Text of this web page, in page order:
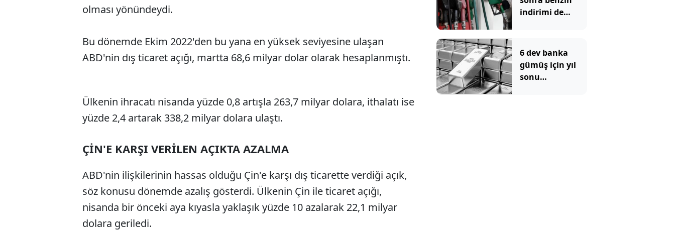
olması yönündeydi.
Bu dönemde Ekim 2022'den bu yana en yüksek seviyesine ulaşan
ABD'nin dış ticaret açığı, martta 68,6 milyar dolar olarak hesaplanmıştı.
Ülkenin ihracatı nisanda yüzde 0,8 artışla 263,7 milyar dolara, ithalatı ise
yüzde 2,4 artarak 338,2 milyar dolara ulaştı.
ÇİN'E KARŞI VERİLEN AÇIKTA AZALMA
ABD'nin ilişkilerinin hassas olduğu Çin'e karşı dış ticarette verdiği açık,
söz konusu dönemde azalış gösterdi. Ülkenin Çin ile ticaret açığı,
nisanda bir önceki aya kıyasla yaklaşık yüzde 10 azalarak 22,1 milyar
dolara geriledi.
indirimi de
6 dev banka
gümüş için yıl
sonu